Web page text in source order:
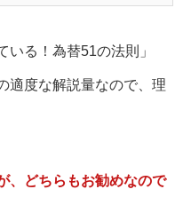
る！為替51の法則」
適度な解説量なので、理
、どちらもお勧めなので